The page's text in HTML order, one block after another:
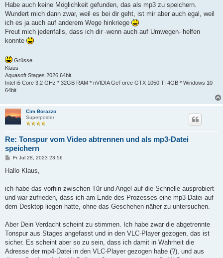
Habe auch keine Möglichkeit gefunden, das als mp3 zu speichern.
Wundert mich dann zwar, weil es bei dir geht, ist mir aber auch egal, weil
ich es ja auch auf anderem Wege hinkriege
Freut mich jedenfalls, dass ich dir -wenn auch auf Umwegen- helfen
konnte
Grüsse
Klaus
Aquasoft Stages 2026 64bit
Intel i5 Core 3,2 GHz * 32GB RAM * nVIDIA GeForce GTX 1050 TI 4GB * Windows 10
64bit
Cim Borazzo
Superposter
Re: Tonspur vom Video abtrennen und als mp3-Datei
speichern
B
i
a
Fr Jul 28, 2023 23:56
Hallo Klaus,
ich habe das vorhin zwischen Tür und Angel auf die Schnelle ausprobiert
und war zufrieden, dass ich am Ende des Prozesses eine mp3-Datei auf
dem Desktop liegen hatte, ohne das Geschehen näher zu untersuchen.
Aber Dein Verdacht scheint zu stimmen. Ich habe zwar die abgetrennte
Tonspur aus Stages angefasst und in den VLC-Player gezogen, das ist
sicher. Es scheint aber so zu sein, dass ich damit in Wahrheit die
Adresse der mp4-Datei in den VLC-Player gezogen habe (?), und aus